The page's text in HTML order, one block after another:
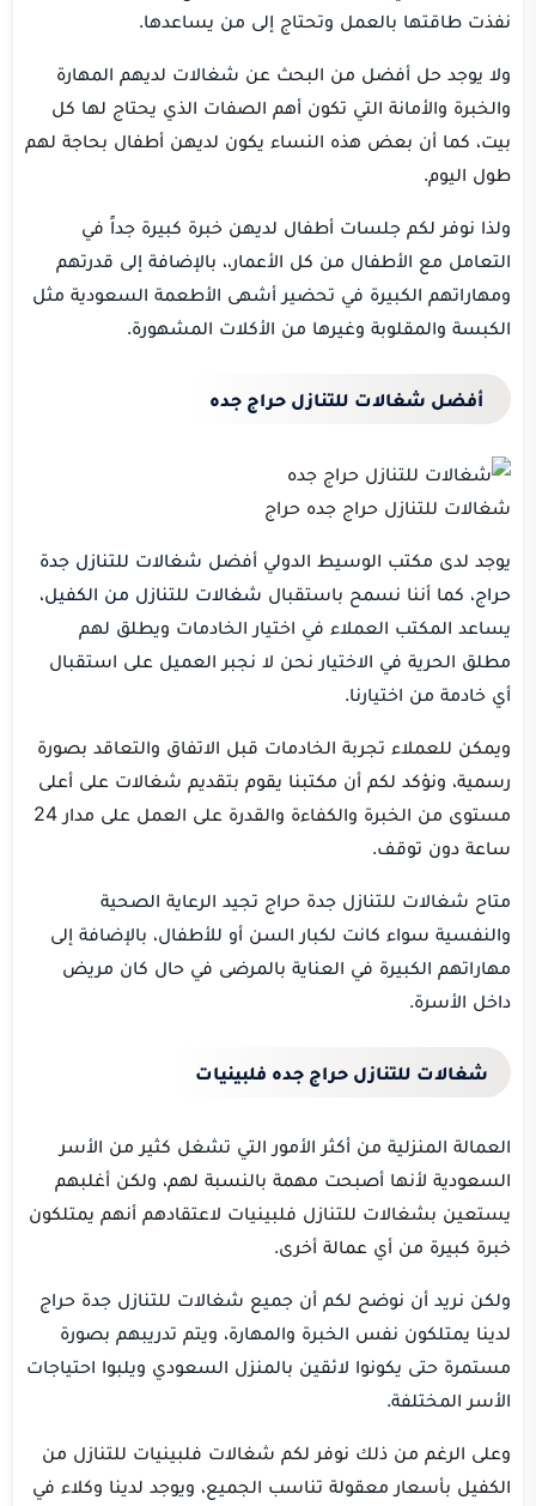
نفذت طاقتها بالعمل وتحتاج إلى من يساعدها.
ولا يوجد حل أفضل من البحث عن شغالات لديهم المهارة
والخبرة والأمانة التي تكون أهم الصفات الذي يحتاج لها كل
بيت، كما أن بعض هذه النساء يكون لديهن أطفال بحاجة لهم
طول اليوم.
ولذا نوفر لكم جلسات أطفال لديهن خبرة كبيرة جداً في
التعامل مع الأطفال من كل الأعمار،، بالإضافة إلى قدرتهم
ومهاراتهم الكبيرة في تحضير أشهى الأطعمة السعودية مثل
الكبسة والمقلوبة وغيرها من الأكلات المشهورة.
أفضل شغالات للتنازل حراج جده
شغالات للتنازل حراج جده حراج
يوجد لدى مكتب الوسيط الدولي أفضل شغالات للتنازل جدة
حراج، كما أننا نسمح باستقبال شغالات للتنازل من الكفيل،
يساعد المكتب العملاء في اختيار الخادمات ويطلق لهم
مطلق الحرية في الاختيار نحن لا نجبر العميل على استقبال
أي خادمة من اختيارنا.
ويمكن للعملاء تجربة الخادمات قبل الاتفاق والتعاقد بصورة
رسمية، ونؤكد لكم أن مكتبنا يقوم بتقديم شغالات على أعلى
مستوى من الخبرة والكفاءة والقدرة على العمل على مدار 24
ساعة دون توقف.
متاح شغالات للتنازل جدة حراج تجيد الرعاية الصحية
والنفسية سواء كانت لكبار السن أو للأطفال، بالإضافة إلى
مهاراتهم الكبيرة في العناية بالمرضى في حال كان مريض
داخل الأسرة.
شغالات للتنازل حراج جده فلبينيات
العمالة المنزلية من أكثر الأمور التي تشغل كثير من الأسر
السعودية لأنها أصبحت مهمة بالنسبة لهم، ولكن أغلبهم
يستعين بشغالات للتنازل فلبينيات لاعتقادهم أنهم يمتلكون
خبرة كبيرة من أي عمالة أخرى.
ولكن نريد أن نوضح لكم أن جميع شغالات للتنازل جدة حراج
لدينا يمتلكون نفس الخبرة والمهارة، ويتم تدريبهم بصورة
مستمرة حتى يكونوا لائقين بالمنزل السعودي ويلبوا احتياجات
الأسر المختلفة.
وعلى الرغم من ذلك نوفر لكم شغالات فلبينيات للتنازل من
الكفيل بأسعار معقولة تناسب الجميع، ويوجد لدينا وكلاء في